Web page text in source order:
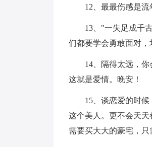
12、最最伤感是
13、"一失足成千
们都要学会勇敢面对，
14、隔得太远，
这就是爱情。晚安！
15、谈恋爱的时
这个美人。更不会天
需要买大大的豪宅，